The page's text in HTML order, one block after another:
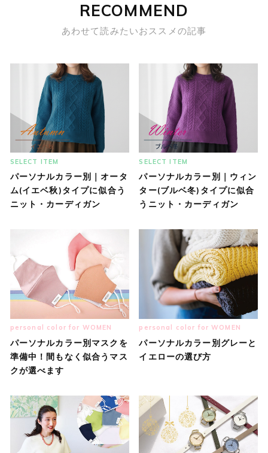
RECOMMEND
あわせて読みたいおススメの記事
SELECT ITEM
パーソナルカラー別｜オータ
ム(イエベ秋)タイプに似合う
ニット・カーディガン
SELECT ITEM
パーソナルカラー別｜ウィン
ター(ブルベ冬)タイプに似合
うニット・カーディガン
personal color for WOMEN
パーソナルカラー別マスクを
準備中！間もなく似合うマス
クが選べます
personal color for WOMEN
パーソナルカラー別グレーと
イエローの選び方